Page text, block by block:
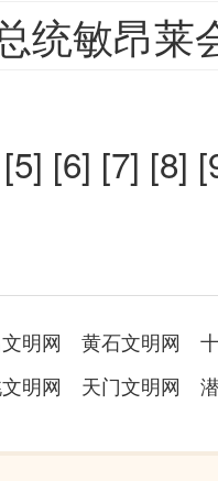
统敏昂莱
[5] [6] [7] [8]
明网 黄石文明网
明网 天门文明网